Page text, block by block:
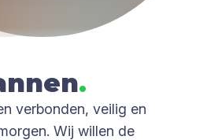
.
verbonden, veilig en
Wij willen de